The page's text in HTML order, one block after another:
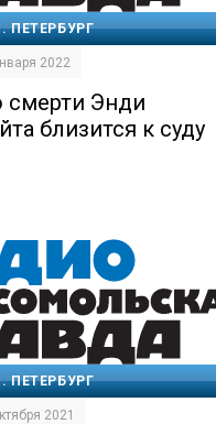
ПЕТЕРБУРГ
2022
смерти Энди
близится к суду
ПЕТЕРБУРГ
2021